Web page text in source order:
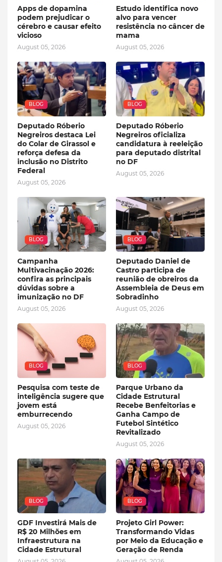
Apps de dopamina
podem prejudicar o
cérebro e causar efeito
vicioso
August 05, 2026
Estudo identifica novo
alvo para vencer
resistência no câncer de
mama
August 05, 2026
BLOG
Deputado Róberio
Negreiros destaca Lei
do Colar de Girassol e
reforça defesa da
inclusão no Distrito
Federal
August 05, 2026
BLOG
Deputado Róberio
Negreiros oficializa
candidatura à reeleição
para deputado distrital
no DF
August 05, 2026
BLOG
Campanha
Multivacinação 2026:
confira as principais
dúvidas sobre a
imunização no DF
August 05, 2026
BLOG
Deputado Daniel de
Castro participa de
reunião de obreiros da
Assembleia de Deus em
Sobradinho
August 05, 2026
BLOG
Pesquisa com teste de
inteligência sugere que
jovem está
emburrecendo
August 05, 2026
BLOG
Parque Urbano da
Cidade Estrutural
Recebe Benfeitorias e
Ganha Campo de
Futebol Sintético
Revitalizado
August 05, 2026
BLOG
GDF Investirá Mais de
R$ 20 Milhões em
Infraestrutura na
Cidade Estrutural
BLOG
Projeto Girl Power:
Transformando Vidas
por Meio da Educação e
Geração de Renda